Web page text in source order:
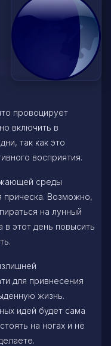
провоцирует
включить в
так как это
восприятия.
среды
прическа. Возможно,
на лунный
в этот день повысить
для привнесения
жизнь.
идей будет сама
на ногах и не